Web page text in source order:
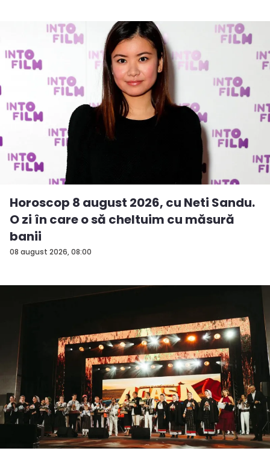
08 august 2026, 08:00
Horoscop 8 august 2026, cu Neti Sandu.
O zi în care o să cheltuim cu măsură
banii